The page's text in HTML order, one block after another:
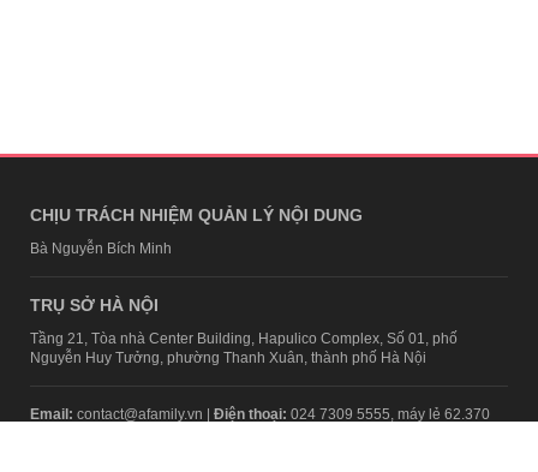
CHỊU TRÁCH NHIỆM QUẢN LÝ NỘI DUNG
Bà Nguyễn Bích Minh
TRỤ SỞ HÀ NỘI
Tầng 21, Tòa nhà Center Building, Hapulico Complex, Số 01, phố
Nguyễn Huy Tưởng, phường Thanh Xuân, thành phố Hà Nội
Email: contact@afamily.vn | Điện thoại: 024 7309 5555, máy lẻ 62.370